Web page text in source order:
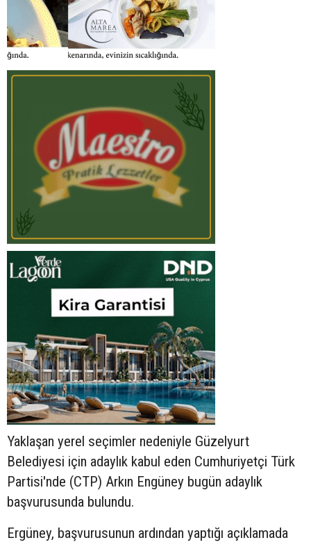
Yaklaşan yerel seçimler nedeniyle Güzelyurt
Belediyesi için adaylık kabul eden Cumhuriyetçi Türk
Partisi'nde (CTP) Arkın Engüney bugün adaylık
başvurusunda bulundu.
Ergüney, başvurusunun ardından yaptığı açıklamada